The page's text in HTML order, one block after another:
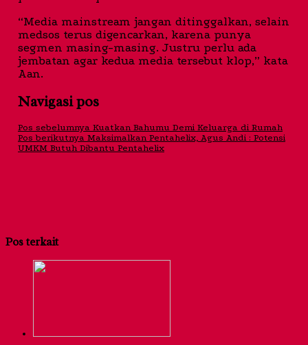
“Media mainstream jangan ditinggalkan, selain
medsos terus digencarkan, karena punya
segmen masing-masing. Justru perlu ada
jembatan agar kedua media tersebut klop,” kata
Aan.
Navigasi pos
Pos sebelumnya Kuatkan Bahumu Demi Keluarga di Rumah
Pos berikutnya Maksimalkan Pentahelix, Agus Andi : Potensi
UMKM Butuh Dibantu Pentahelix
Pos terkait